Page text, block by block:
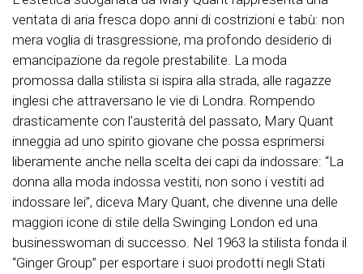
ventata di aria fresca dopo anni di costrizioni e tabù: non
mera voglia di trasgressione, ma profondo desiderio di
emancipazione da regole prestabilite. La moda
promossa dalla stilista si ispira alla strada, alle ragazze
inglesi che attraversano le vie di Londra. Rompendo
drasticamente con l’austerità del passato, Mary Quant
inneggia ad uno spirito giovane che possa esprimersi
liberamente anche nella scelta dei capi da indossare: “La
donna alla moda indossa vestiti, non sono i vestiti ad
indossare lei”, diceva Mary Quant, che divenne una delle
maggiori icone di stile della Swinging London ed una
businesswoman di successo. Nel 1963 la stilista fonda il
“Ginger Group” per esportare i suoi prodotti negli Stati